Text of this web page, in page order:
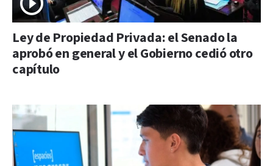
Ley de Propiedad Privada: el Senado la
aprobó en general y el Gobierno cedió otro
capítulo